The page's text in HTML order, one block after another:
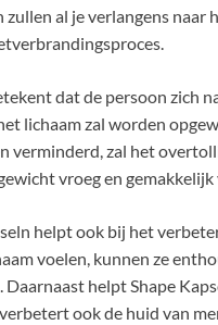
al je verlangens naar
dat de persoon zich
lichaam zal worden
verminderd, zal het
vroeg en
helpt ook bij het
voelen, kunnen ze
Daarnaast helpt Shape
ook de huid van